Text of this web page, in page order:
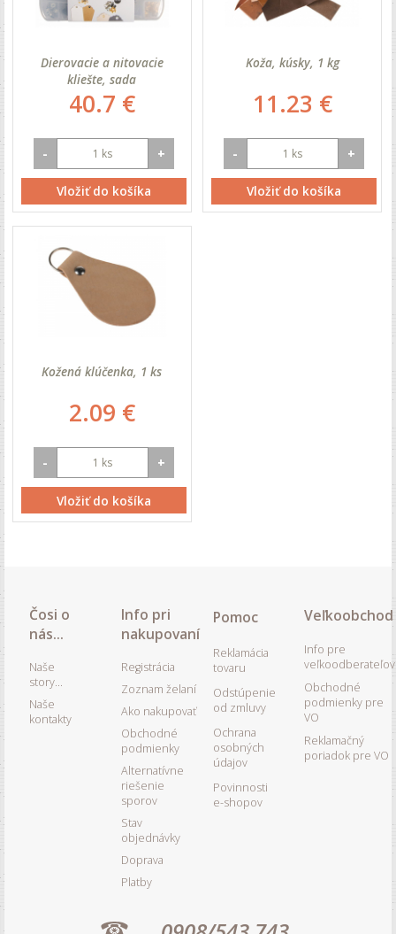
Dierovacie a nitovacie
kliešte, sada
40.7 €
- +
Vložiť do košíka
Koža, kúsky, 1 kg
11.23 €
- +
Vložiť do košíka
Kožená klúčenka, 1 ks
2.09 €
- +
Vložiť do košíka
Čosi o
nás...
Naše
story...
Naše
kontakty
Info pri
nakupovaní
Registrácia
Zoznam želaní
Ako nakupovať
Obchodné
podmienky
Alternatívne
riešenie
sporov
Stav
objednávky
Doprava
Platby
Pomoc
Reklamácia
tovaru
Odstúpenie
od zmluvy
Ochrana
osobných
údajov
Povinnosti
e-shopov
Veľkoobchod
Info pre
veľkoodberateľov
Obchodné
podmienky pre
VO
Reklamačný
poriadok pre VO